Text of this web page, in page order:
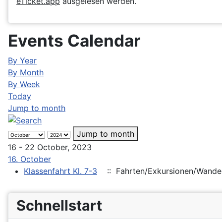
Events Calendar
By Year
By Month
By Week
Today
Jump to month
Jump to month
16 - 22 October, 2023
16. October
Klassenfahrt Kl. 7-3
:: Fahrten/Exkursionen/
Schnellstart